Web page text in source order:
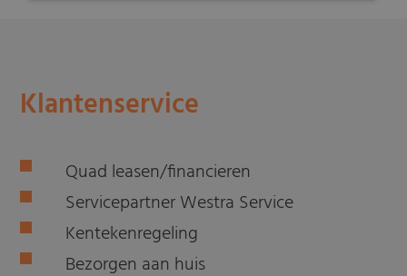
Klantenservice
Quad leasen/financieren
Servicepartner Westra Service
Kentekenregeling
Bezorgen aan huis